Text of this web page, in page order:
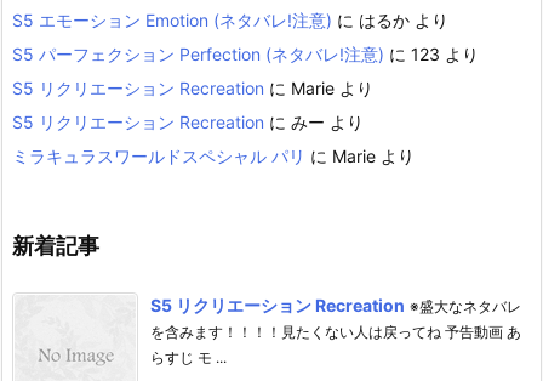
S5 エモーション Emotion (ネタバレ!注意) に はるか より
S5 パーフェクション Perfection (ネタバレ!注意) に 123 より
S5 リクリエーション Recreation に Marie より
S5 リクリエーション Recreation に みー より
ミラキュラスワールドスペシャル パリ に Marie より
新着記事
S5 リクリエーション Recreation ※盛大なネタバレ
を含みます！！！！見たくない人は戻ってね 予告動画 あ
らすじ モ ...